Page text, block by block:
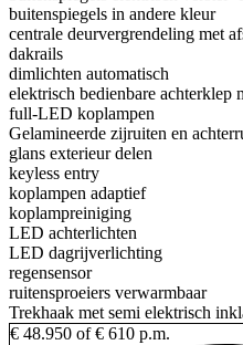
buitenspiegels in andere kleur
centrale deurvergrendeling met
dakrails
dimlichten automatisch
elektrisch bedienbare achterklep
full-LED koplampen
Gelamineerde zijruiten en
glans exterieur delen
keyless entry
koplampen adaptief
koplampreiniging
LED achterlichten
LED dagrijverlichting
regensensor
ruitensproeiers verwarmbaar
Trekhaak met semi elektrisch
€ 48.950 of € 610 p.m.